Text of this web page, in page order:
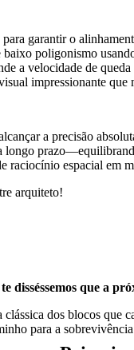
garantir o
poligonismo
a velocidade de
impressionante
a precisão
longo
raciocínio espacial em
arquiteto!
disséssemos que a
dos blocos que
para a